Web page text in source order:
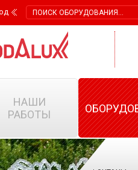
НАШИ
РАБОТЫ